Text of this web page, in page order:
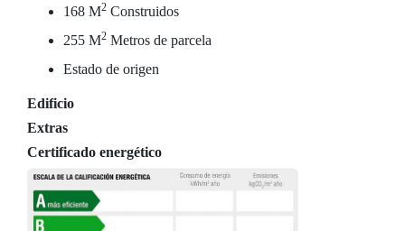
168 M2 Construidos
255 M2 Metros de parcela
Estado de origen
Edificio
Extras
Certificado energético